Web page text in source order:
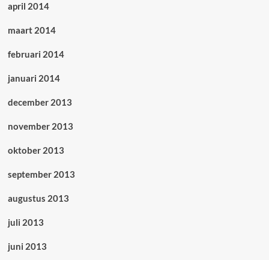
april 2014
maart 2014
februari 2014
januari 2014
december 2013
november 2013
oktober 2013
september 2013
augustus 2013
juli 2013
juni 2013